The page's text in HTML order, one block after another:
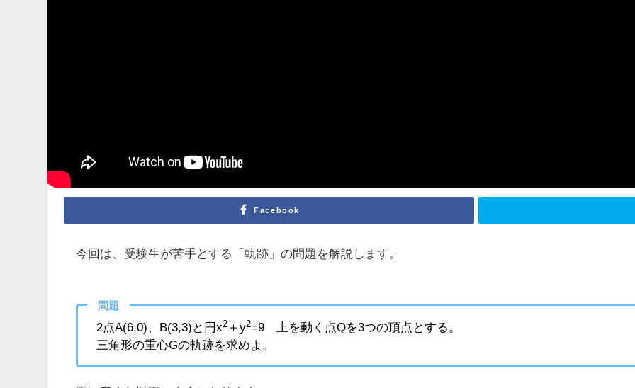
Facebook
今回は、受験生が苦手とする「軌跡」の問題を解説します。
問題
2点A(6,0)、B(3,3)と円x2＋y2=9 上を動く点Qを3つの頂点とする。
三角形の重心Gの軌跡を求めよ。